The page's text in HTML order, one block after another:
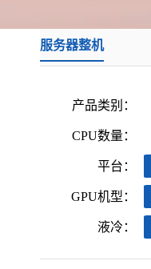
服务器整机
产品类别：
CPU数量：
平台：
GPU机型：
液冷：